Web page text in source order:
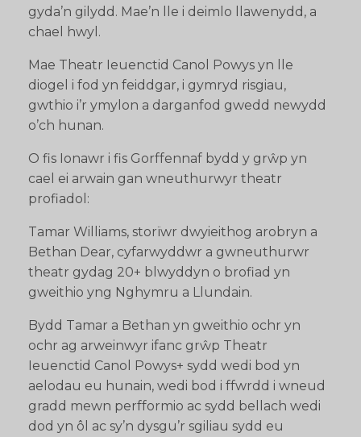
gyda’n gilydd. Mae’n lle i deimlo llawenydd, a
chael hwyl.
Mae Theatr Ieuenctid Canol Powys yn lle
diogel i fod yn feiddgar, i gymryd risgiau,
gwthio i’r ymylon a darganfod gwedd newydd
o’ch hunan.
O fis Ionawr i fis Gorffennaf bydd y grŵp yn
cael ei arwain gan wneuthurwyr theatr
profiadol:
Tamar Williams, storïwr dwyieithog arobryn a
Bethan Dear, cyfarwyddwr a gwneuthurwr
theatr gydag 20+ blwyddyn o brofiad yn
gweithio yng Nghymru a Llundain.
Bydd Tamar a Bethan yn gweithio ochr yn
ochr ag arweinwyr ifanc grŵp Theatr
Ieuenctid Canol Powys+ sydd wedi bod yn
aelodau eu hunain, wedi bod i ffwrdd i wneud
gradd mewn perfformio ac sydd bellach wedi
dod yn ôl ac sy’n dysgu’r sgiliau sydd eu